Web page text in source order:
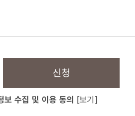
신청
보 수집 및 이용 동의 [보기]